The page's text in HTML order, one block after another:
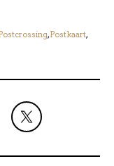
,Postkaart,